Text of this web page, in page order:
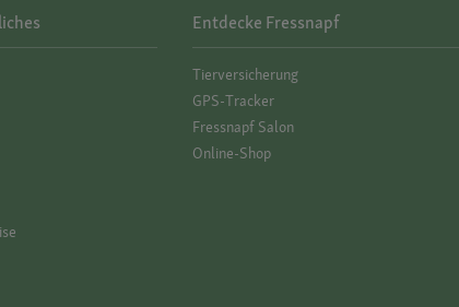
Entdecke Fressnapf
Tierversicherung
GPS-Tracker
Fressnapf Salon
Online-Shop